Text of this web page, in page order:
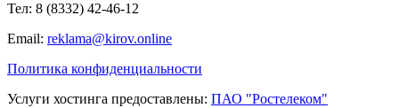
Тел: 8 (8332) 42-46-12
Email: reklama@kirov.online
Политика конфиденциальности
Услуги хостинга предоставлены: ПАО "Ростелеком"